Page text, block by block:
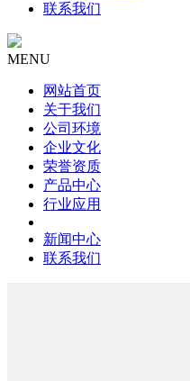
联系我们
MENU
网站首页
关于我们
公司环境
企业文化
荣誉资质
产品中心
行业应用
新闻中心
联系我们